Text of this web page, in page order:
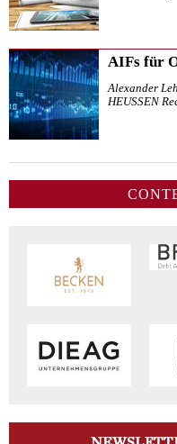
AIFs für
Alexander
HEUSSEN